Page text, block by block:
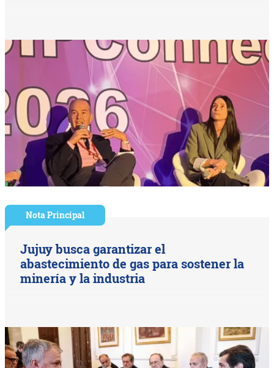
Nota Principal
Jujuy busca garantizar el
abastecimiento de gas para sostener la
minería y la industria